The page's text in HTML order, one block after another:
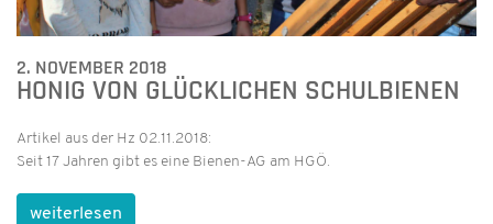
2. NOVEMBER 2018
HONIG VON GLÜCKLICHEN SCHULBIENEN
Artikel aus der Hz 02.11.2018:
Seit 17 Jahren gibt es eine Bienen-AG am HGÖ.
weiterlesen